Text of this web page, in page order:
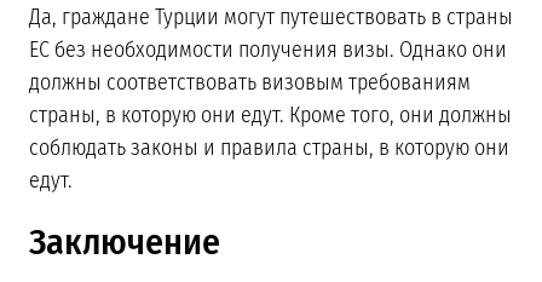
Да, граждане Турции могут путешествовать в страны
ЕС без необходимости получения визы. Однако они
должны соответствовать визовым требованиям
страны, в которую они едут. Кроме того, они должны
соблюдать законы и правила страны, в которую они
едут.
Заключение